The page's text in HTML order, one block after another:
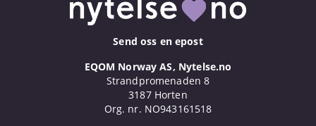
Send oss en epost
EQOM Norway AS, Nytelse.no
Strandpromenaden 8
3187 Horten
Org. nr. NO943161518